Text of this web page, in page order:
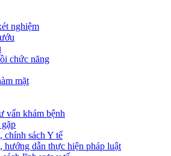
nghiệm
chức năng
mặt
vấn khám bệnh
chính sách Y tế
hướng dẫn thực hiện pháp luật